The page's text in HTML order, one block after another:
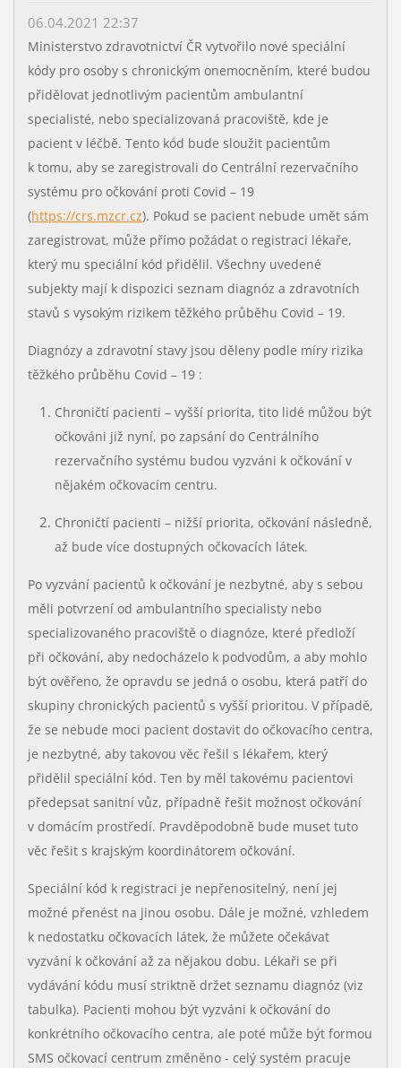
06.04.2021 22:37
Ministerstvo zdravotnictví ČR vytvořilo nové speciální
kódy pro osoby s chronickým onemocněním, které budou
přidělovat jednotlivým pacientům ambulantní
specialisté, nebo specializovaná pracoviště, kde je
pacient v léčbě. Tento kód bude sloužit pacientům
k tomu, aby se zaregistrovali do Centrální rezervačního
systému pro očkování proti Covid – 19
(https://crs.mzcr.cz). Pokud se pacient nebude umět sám
zaregistrovat, může přímo požádat o registraci lékaře,
který mu speciální kód přidělil. Všechny uvedené
subjekty mají k dispozici seznam diagnóz a zdravotních
stavů s vysokým rizikem těžkého průběhu Covid – 19.
Diagnózy a zdravotní stavy jsou děleny podle míry rizika
těžkého průběhu Covid – 19 :
Chroničtí pacienti – vyšší priorita, tito lidé můžou být
očkováni již nyní, po zapsání do Centrálního
rezervačního systému budou vyzváni k očkování v
nějakém očkovacím centru.
Chroničtí pacienti – nižší priorita, očkování následně,
až bude více dostupných očkovacích látek.
Po vyzvání pacientů k očkování je nezbytné, aby s sebou
měli potvrzení od ambulantního specialisty nebo
specializovaného pracoviště o diagnóze, které předloží
při očkování, aby nedocházelo k podvodům, a aby mohlo
být ověřeno, že opravdu se jedná o osobu, která patří do
skupiny chronických pacientů s vyšší prioritou. V případě,
že se nebude moci pacient dostavit do očkovacího centra,
je nezbytné, aby takovou věc řešil s lékařem, který
přidělil speciální kód. Ten by měl takovému pacientovi
předepsat sanitní vůz, případně řešit možnost očkování
v domácím prostředí. Pravděpodobně bude muset tuto
věc řešit s krajským koordinátorem očkování.
Speciální kód k registraci je nepřenositelný, není jej
možné přenést na jinou osobu. Dále je možné, vzhledem
k nedostatku očkovacích látek, že můžete očekávat
vyzvání k očkování až za nějakou dobu. Lékaři se při
vydávání kódu musí striktně držet seznamu diagnóz (viz
tabulka). Pacienti mohou být vyzváni k očkování do
konkrétního očkovacího centra, ale poté může být formou
SMS očkovací centrum změněno - celý systém pracuje